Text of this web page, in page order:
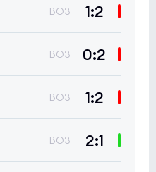
BO3 1:2
BO3 0:2
BO3 1:2
BO3 2:1